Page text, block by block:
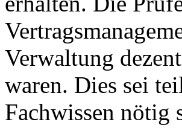
Verwaltung
waren. Dies sei
Fachwissen nötig